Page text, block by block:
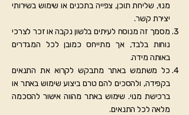
מנוי, שליחת תוכן, צפייה בתכנים או שימוש בשירותי
יצירת קשר.
מסמך זה מנוסח לעיתים בלשון נקבה או זכר לצרכי
נוחות בלבד, אך מתייחס כמובן לכל המגדרים
באותה מידה.
כל משתמש באתר מתבקש לקרוא את התנאים
בקפידה, ולהסכים להם טרם ביצוע שימוש באתר או
ברכישת מנוי. שימוש באתר מהווה אישור להסכמה
מלאה לכל התנאים.